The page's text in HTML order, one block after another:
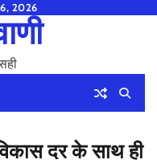
2026
दर के साथ ही